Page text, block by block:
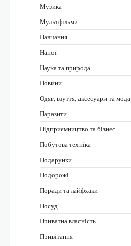
Музика
Мультфільми
Навчання
Напої
Наука та природа
Новини
Одяг, взуття, аксесуари та мода
Паразити
Підприємництво та бізнес
Побутова техніка
Подарунки
Подорожі
Поради та лайфхаки
Посуд
Приватна власність
Привітання